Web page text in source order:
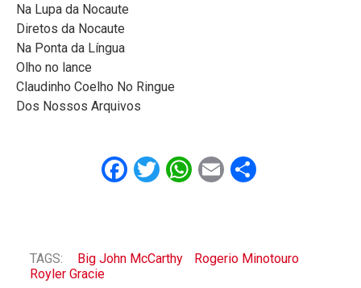
Na Lupa da Nocaute
Diretos da Nocaute
Na Ponta da Língua
Olho no lance
Claudinho Coelho No Ringue
Dos Nossos Arquivos
Facebook
Twitter
WhatsApp
EmailShare
TAGS: Big John McCarthy
Rogerio Minotouro
Royler Gracie